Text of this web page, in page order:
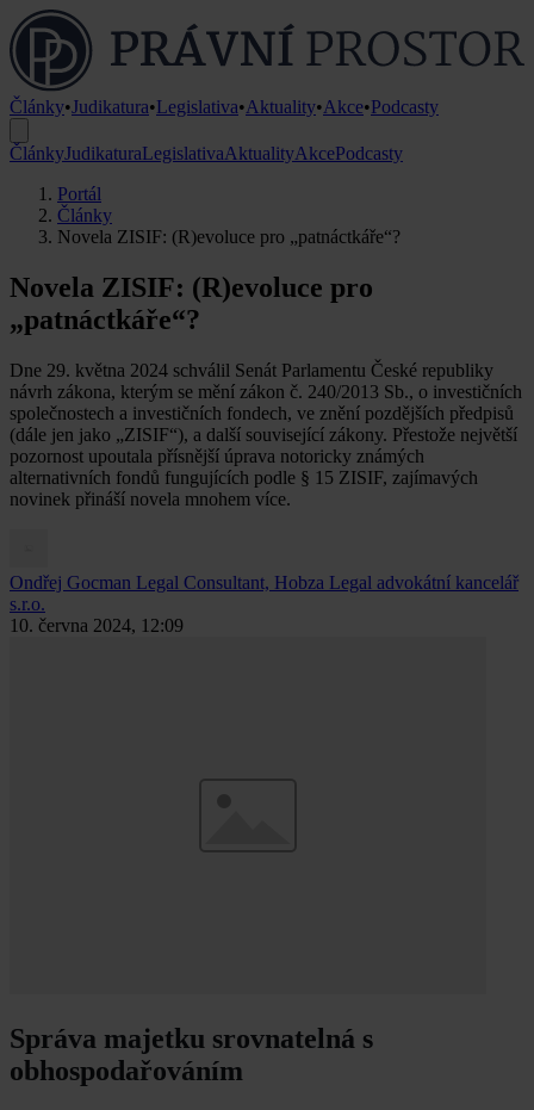
Články•Judikatura•Legislativa•Aktuality•Akce•Podcasty
ČlánkyJudikaturaLegislativaAktualityAkcePodcasty
Portál
Články
Novela ZISIF: (R)evoluce pro „patnáctkáře“?
Novela ZISIF: (R)evoluce pro
„patnáctkáře“?
Dne 29. května 2024 schválil Senát Parlamentu České republiky
návrh zákona, kterým se mění zákon č. 240/2013 Sb., o investičních
společnostech a investičních fondech, ve znění pozdějších předpisů
(dále jen jako „ZISIF“), a další související zákony. Přestože největší
pozornost upoutala přísnější úprava notoricky známých
alternativních fondů fungujících podle § 15 ZISIF, zajímavých
novinek přináší novela mnohem více.
Ondřej Gocman Legal Consultant, Hobza Legal advokátní kancelář
s.r.o.
10. června 2024, 12:09
Správa majetku srovnatelná s
obhospodařováním